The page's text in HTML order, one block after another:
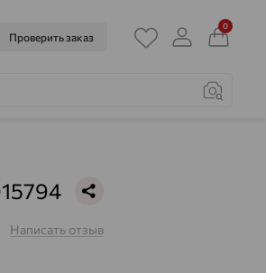
Проверить заказ
0
Написать отзыв